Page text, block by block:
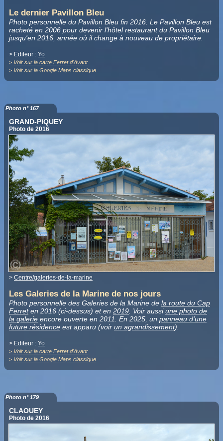
Le dernier Pavillon Bleu
Photo personnelle du Pavillon Bleu fin 2016. Le Pavillon Bleu est
racheté en 2006 pour devenir l'hôtel restaurant du Pavillon Bleu
jusqu'en 2016, année où il change à nouveau de propriétaire.
> Editeur : Yo
> Voir sur la carte Ferret d'Avant
> Voir sur la Google Maps classique
Photo n° 167
GRAND-PIQUEY
Photo de 2016
> Centre/galeries-de-la-marine
Les Galeries de la Marine de nos jours
Photo personnelle des Galeries de la Marine de la route du Cap
Ferreten 2016 (ci-dessus) et en 2019. Voir aussiune photo de
la galerie encore ouverte en 2011. En 2025, un panneau d'une
future résidence est apparu (voir un agrandissement).
> Editeur : Yo
> Voir sur la carte Ferret d'Avant
> Voir sur la Google Maps classique
Photo n° 179
CLAOUEY
Photo de 2016